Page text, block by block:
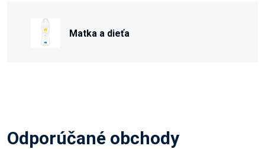
Matka a dieťa
Odporúčané obchody